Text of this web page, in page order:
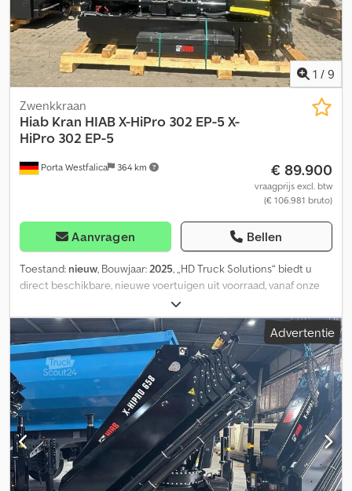
1 / 9
Porta Westfalica 364 km
Zwenkkraan
Hiab Kran HIAB X-HiPro 302 EP-5 X-
HiPro 302 EP-5
€ 89.900
vraagprijs excl. btw
(€ 106.981 bruto)
Aanvragen Bellen
Toestand: nieuw, Bouwjaar: 2025, „HD Truck Solutions“ biedt u
direct beschikbare, nieuwe voertuigen uit voorraad, vanaf onze
locatie in Porta Westfalica/Duitsland. Voor alle klanten die zich in
een acute noodsituatie bevinden (korte termijn uitbreiding van
de capaciteit of vervangende investering). Uw voordelen: direct
inzetbare complete voertuigen (kraanwagen/kort hout/kipper
met afrolbak) directe beschikbaarheid rechtstreeks van de
fabrikant opbouw, montage, bedrijfsvoertuigen de beste prijs-
kwaliteitverhouding financieringsmogelijkheden inruil van uw
oude voertuigen Kraan HIAB X-HiPro 302 EP-5 5-voudige
uitschuiving draadloze afstandsbediening hydraulische leidingen
voor aanbouwonderdelen Voor verdere vragen staat ons team in
de volgende talen tot uw beschikking: We spreken Duits We
spreken Engels Nous parlons français Noi parliamo italiano
Advertentie